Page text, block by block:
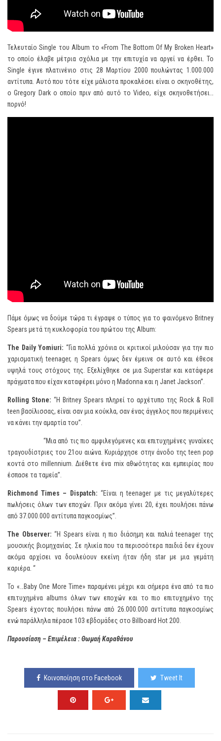
Τελευταίο Single του Album το «From The Bottom Of My Broken Heart»
το οποίο έλαβε μέτρια σχόλια με την επιτυχία να αργεί να έρθει. Το
Single έγινε πλατινένιο στις 28 Μαρτίου 2000 πουλώντας 1.000.000
αντίτυπα. Αυτό που τότε είχε μάλιστα προκαλέσει είναι ο σκηνοθέτης,
ο Gregory Dark ο οποίο πριν από αυτό το Video, είχε σκηνοθετήσει…
πορνό!
Πάμε όμως να δούμε τώρα τι έγραψε ο τύπος για το φαινόμενο Britney
Spears μετά τη κυκλοφορία του πρώτου της Album:
The Daily Yomiuri: “Για πολλά χρόνια οι κριτικοί μιλούσαν για την πιο
χαρισματική teenager, η Spears όμως δεν έμεινε σε αυτό και έθεσε
υψηλά τους στόχους της. Εξελίχθηκε σε μια Superstar και κατάφερε
πράγματα που είχαν καταφέρει μόνο η Madonna και η Janet Jackson”.
Rolling Stone: “Η Britney Spears πληρεί το αρχέτυπο της Rock & Roll
teen βασίλισσας, είναι σαν μια κούκλα, σαν ένας άγγελος που περιμένεις
να κάνει την αμαρτία του”.
“Μια από τις πιο αμφιλεγόμενες και επιτυχημένες γυναίκες
τραγουδίστριες του 21ου αιώνα. Κυριάρχησε στην άνοδο της teen pop
κοντά στο millennium. Διέθετε ένα mix αθωότητας και εμπειρίας που
έσπασε τα ταμεία”.
Richmond Times – Dispatch: “Είναι η teenager με τις μεγαλύτερες
πωλήσεις όλων των εποχών. Πριν ακόμα γίνει 20, έχει πουλήσει πάνω
από 37.000.000 αντίτυπα παγκοσμίως”.
The Observer: “Η Spears είναι η πιο διάσημη και παλιά teenager της
μουσικής βιομηχανίας. Σε ηλικία που τα περισσότερα παιδιά δεν έχουν
ακόμα αρχίσει να δουλεύουν εκείνη ήταν ήδη star με μια γεμάτη
καριέρα. “
Το «…Baby One More Time» παραμένει μέχρι και σήμερα ένα από τα πιο
επιτυχημένα albums όλων των εποχών και το πιο επιτυχημένο της
Spears έχοντας πουλήσει πάνω από 26.000.000 αντίτυπα παγκοσμίως
ενώ παράλληλα πέρασε 103 εβδομάδες στο Billboard Hot 200.
Παρουσίαση – Επιμέλεια : Θωμαή Καραθάνου
Κοινοποίηση στο Facebook Tweet It